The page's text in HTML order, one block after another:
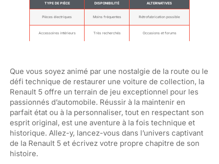
TYPE DE PIÈCE DISPONIBILITÉ ALTERNATIVES
Pièces électriques Moins fréquentes Rétrofabrication possible
Accessoires intérieurs Très recherchés Occasions et forums
Que vous soyez animé par une nostalgie de la route ou le
défi technique de restaurer une voiture de collection, la
Renault 5 offre un terrain de jeu exceptionnel pour les
passionnés d’automobile. Réussir à la maintenir en
parfait état ou à la personnaliser, tout en respectant son
esprit original, est une aventure à la fois technique et
historique. Allez-y, lancez-vous dans l’univers captivant
de la Renault 5 et écrivez votre propre chapitre de son
histoire.